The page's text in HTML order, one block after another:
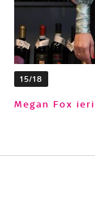
15/18
Megan Fox